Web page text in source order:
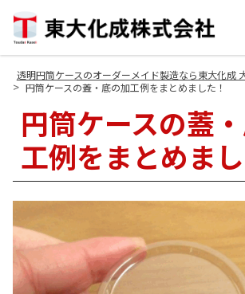
透明円筒ケースのオーダーメイド製造なら東大化成
> 円筒ケースの蓋・底の加工例をまとめました！
円筒ケースの蓋
工例をまとめまし
Site
Footer